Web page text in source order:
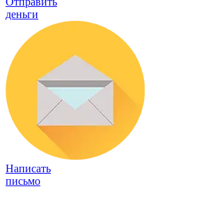
деньги
Написать
письмо